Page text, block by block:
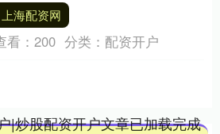
、斯坦福、加州理工等顶级名校申请材
....
上海配资网
看： 200 分类： 配资开户
|炒股配资开户文章已加载完成